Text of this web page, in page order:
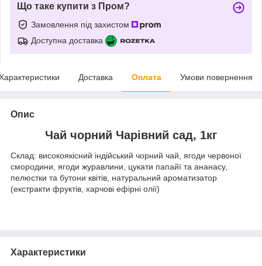
Що таке купити з Пром?
Замовлення під захистом
Доступна доставка
Доставка Оплата Умови повернення
Опис
Чай чорний Чарівний сад, 1кг
Склад: високоякісний індійський чорний чай, ягоди червоної
смородини, ягоди журавлини, цукати папайї та ананасу,
пелюстки та бутони квітів, натуральний ароматизатор
(екстракти фруктів, харчові ефірні олії)
Характеристики